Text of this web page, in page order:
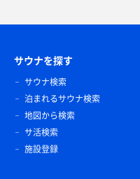
サウナを探す
サウナ検索
泊まれるサウナ検索
地図から検索
サ活検索
施設登録